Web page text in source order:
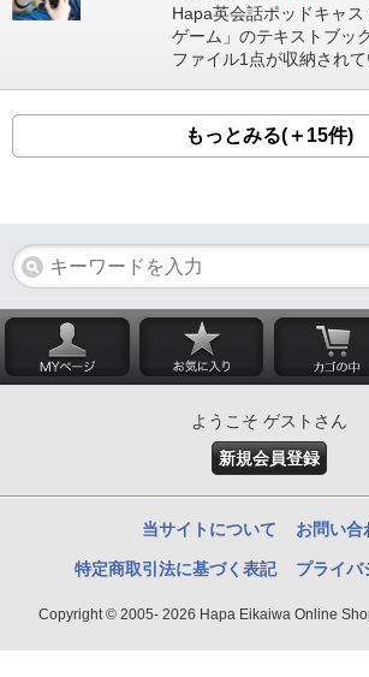
Hapa英会話ポッドキャ
ゲーム」のテキストブッ
ファイル1点が収納されて
もっとみる(＋15件)
ようこそ ゲストさん
新規会員登録
当サイトについて お問い合
特定商取引法に基づく表記 プライバ
Copyright © 2005- 2026 Hapa Eikaiwa Online